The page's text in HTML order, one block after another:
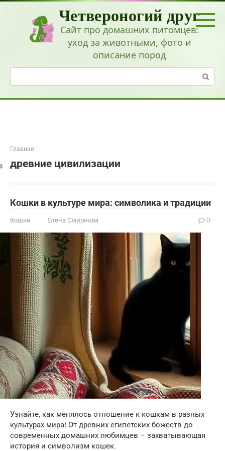
Перейти
Четвероногий друг
Сайт про домашних питомцев:
уход за животными, фото и
описание пород
Поиск:
Главная
древние цивилизации
Кошки в культуре мира: символика и традиции
Кошки Елена Смирнова 0
Узнайте, как менялось отношение к кошкам в разных
культурах мира! От древних египетских божеств до
современных домашних любимцев – захватывающая
история и символизм кошек.